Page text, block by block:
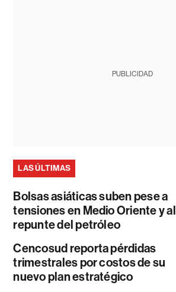
PUBLICIDAD
LAS ÚLTIMAS
Bolsas asiáticas suben pese a
tensiones en Medio Oriente y al
repunte del petróleo
Cencosud reporta pérdidas
trimestrales por costos de su
nuevo plan estratégico